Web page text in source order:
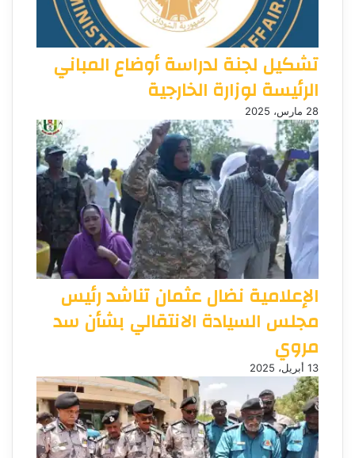
تشكيل لجنة لدراسة أوضاع المباني
الرئيسة لوزارة الخارجية
28 مارس، 2025
الإعلامية نضال عثمان تناشد رئيس
مجلس السيادة الانتقالي بشأن سد
مروي
13 أبريل، 2025